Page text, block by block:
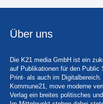
Über uns
Die K21 media GmbH ist ein
auf Publikationen für den
Print- als auch im
Kommune21, move moderne
Verlag ein breites politisches